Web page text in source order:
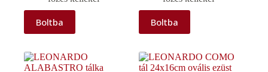
Boltba Boltba